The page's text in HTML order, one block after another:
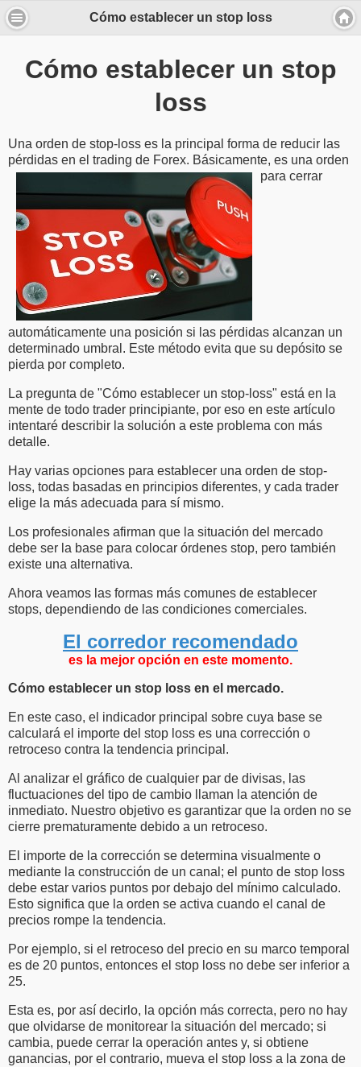
Cómo establecer un stop loss
Cómo establecer un stop
loss
Una orden de stop-loss es la principal forma de reducir las
pérdidas en el trading de Forex. Básicamente, es una orden
para cerrar
automáticamente una posición si las pérdidas alcanzan un
determinado umbral. Este método evita que su depósito se
pierda por completo.
La pregunta de "Cómo establecer un stop-loss" está en la
mente de todo trader principiante, por eso en este artículo
intentaré describir la solución a este problema con más
detalle.
Hay varias opciones para establecer una orden de stop-
loss, todas basadas en principios diferentes, y cada trader
elige la más adecuada para sí mismo.
Los profesionales afirman que la situación del mercado
debe ser la base para colocar órdenes stop, pero también
existe una alternativa.
Ahora veamos las formas más comunes de establecer
stops, dependiendo de las condiciones comerciales.
El corredor recomendado
es la mejor opción en este momento.
Cómo establecer un stop loss en el mercado.
En este caso, el indicador principal sobre cuya base se
calculará el importe del stop loss es una corrección o
retroceso contra la tendencia principal.
Al analizar el gráfico de cualquier par de divisas, las
fluctuaciones del tipo de cambio llaman la atención de
inmediato. Nuestro objetivo es garantizar que la orden no se
cierre prematuramente debido a un retroceso.
El importe de la corrección se determina visualmente o
mediante la construcción de un canal; el punto de stop loss
debe estar varios puntos por debajo del mínimo calculado.
Esto significa que la orden se activa cuando el canal de
precios rompe la tendencia.
Por ejemplo, si el retroceso del precio en su marco temporal
es de 20 puntos, entonces el stop loss no debe ser inferior a
25.
Esta es, por así decirlo, la opción más correcta, pero no hay
que olvidarse de monitorear la situación del mercado; si
cambia, puede cerrar la operación antes y, si obtiene
ganancias, por el contrario, mueva el stop loss a la zona de